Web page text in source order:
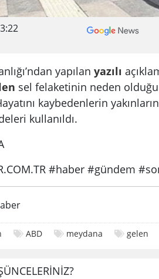
yapılan yazılı
sel felaketinin neden
kaybedenlerin
kullanıldı.
#haber #gündem
ABD meydana gelen